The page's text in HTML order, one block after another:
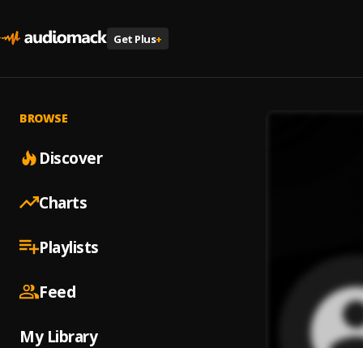
Get Plus+
BROWSE
Discover
Charts
Playlists
Feed
My Library